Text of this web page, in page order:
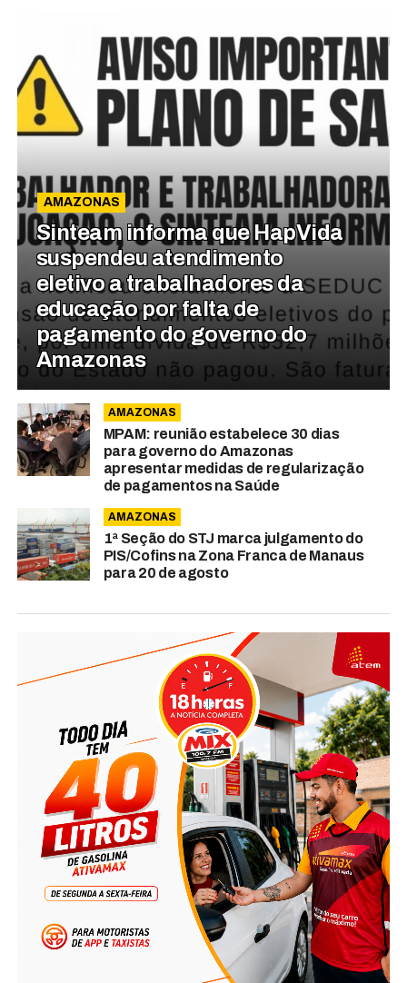
AMAZONAS
Sinteam informa que HapVida
suspendeu atendimento
eletivo a trabalhadores da
educação por falta de
pagamento do governo do
Amazonas
AMAZONAS
MPAM: reunião estabelece 30 dias
para governo do Amazonas
apresentar medidas de regularização
de pagamentos na Saúde
AMAZONAS
1ª Seção do STJ marca julgamento do
PIS/Cofins na Zona Franca de Manaus
para 20 de agosto